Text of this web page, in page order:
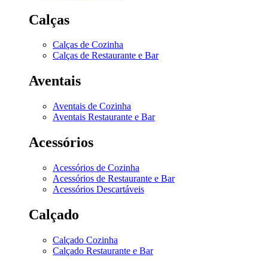
Calças
Calças de Cozinha
Calças de Restaurante e Bar
Aventais
Aventais de Cozinha
Aventais Restaurante e Bar
Acessórios
Acessórios de Cozinha
Acessórios de Restaurante e Bar
Acessórios Descartáveis
Calçado
Calçado Cozinha
Calçado Restaurante e Bar